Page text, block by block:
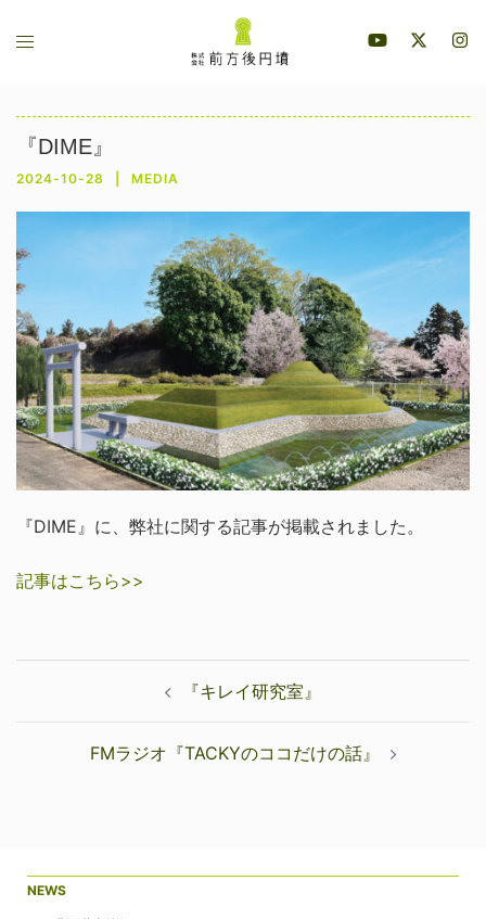
ト
ニ
ュ
ー
『DIME』
2024-10-28 MEDIA
『DIME』に、弊社に関する記事が掲載されました。
記事はこちら>>
ョ
『キレイ研究室』
FMラジオ『TACKYのココだけの話』
NEWS